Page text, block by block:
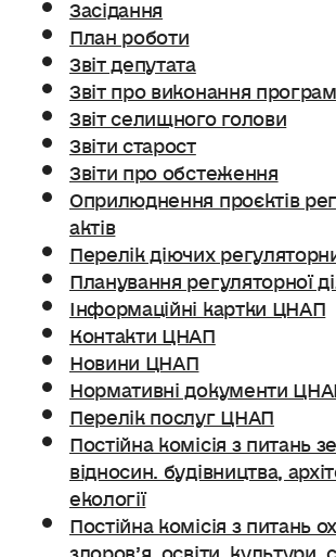
План роботи
Звіт депутата
Звіт про виконання програм
Звіт селищного голови
Звіти старост
Звіти про обстеження
Оприлюднення проєктів
актів
Перелік діючих
Планування регуляторної
Інформаційні картки ЦНАП
Контакти ЦНАП
Новини ЦНАП
Нормативні документи
Перелік послуг ЦНАП
Постійна комісія з питань
відносин. будівництва,
екології
Постійна комісія з питань
здоров’я, освіти, культури,